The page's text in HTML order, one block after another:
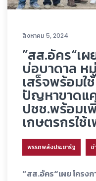
สิงหาคม 5, 2024
”สส.อัคร“เผ
บ่อบาดาล ห
เสร็จพร้อมใ
ปัญหาขาดแ
ปชช.พร้อมเ
เกษตรกรใช้
พรรคพลังประชารัฐ ข่
”สส.อัคร“เผย โครง